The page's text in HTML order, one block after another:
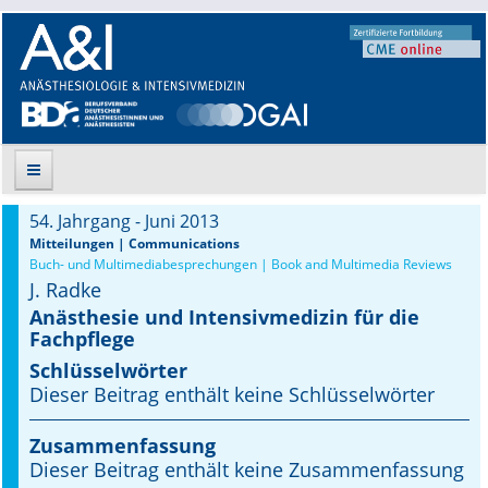
Suche
Aktuelle Ausgabe
Leitlinien
Archiv
Supplements
Supplements OrphanAnesthesia
54. Jahrgang - Juni 2013
Mitteilungen | Communications
Buch- und Multimediabesprechungen | Book and Multimedia Reviews
J. Radke
Anästhesie und Intensivmedizin für die
Fachpflege
Schlüsselwörter
Dieser Beitrag enthält keine Schlüsselwörter
Zusammenfassung
Dieser Beitrag enthält keine Zusammenfassung